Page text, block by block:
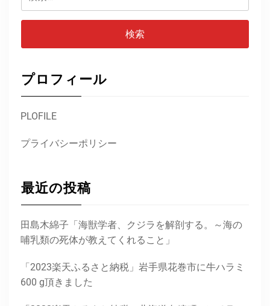
索:
プロフィール
PLOFILE
プライバシーポリシー
最近の投稿
田島木綿子「海獣学者、クジラを解剖する。～海の
哺乳類の死体が教えてくれること」
「2023楽天ふるさと納税」岩手県花巻市に牛ハラミ
600 g頂きました